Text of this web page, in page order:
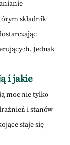
składniki
Jednak
i jakie
moc nie tylko
i stanów
staje się